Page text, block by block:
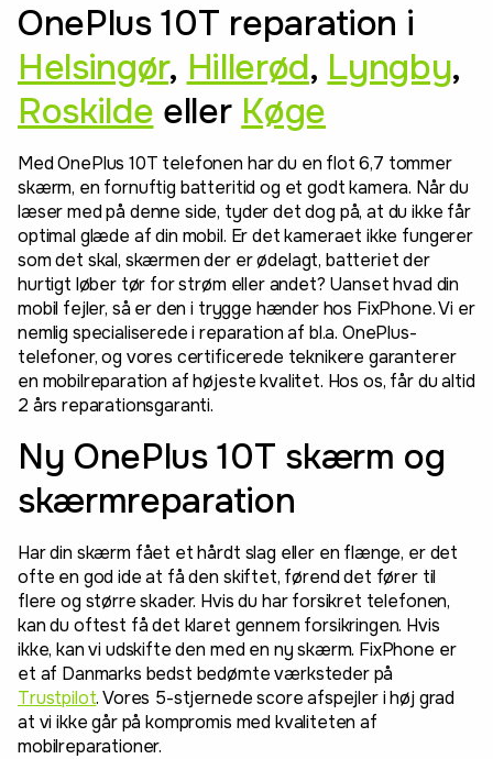
OnePlus 10T reparation i
Helsingør, Hillerød, Lyngby,
Roskilde eller Køge
Med OnePlus 10T telefonen har du en flot 6,7 tommer
skærm, en fornuftig batteritid og et godt kamera. Når du
læser med på denne side, tyder det dog på, at du ikke får
optimal glæde af din mobil. Er det kameraet ikke fungerer
som det skal, skærmen der er ødelagt, batteriet der
hurtigt løber tør for strøm eller andet? Uanset hvad din
mobil fejler, så er den i trygge hænder hos FixPhone. Vi er
nemlig specialiserede i reparation af bl.a. OnePlus-
telefoner, og vores certificerede teknikere garanterer
en mobilreparation af højeste kvalitet. Hos os, får du altid
2 års reparationsgaranti.
Ny OnePlus 10T skærm og
skærmreparation
Har din skærm fået et hårdt slag eller en flænge, er det
ofte en god ide at få den skiftet, førend det fører til
flere og større skader. Hvis du har forsikret telefonen,
kan du oftest få det klaret gennem forsikringen. Hvis
ikke, kan vi udskifte den med en ny skærm. FixPhone er
et af Danmarks bedst bedømte værksteder på
Trustpilot. Vores 5-stjernede score afspejler i høj grad
at vi ikke går på kompromis med kvaliteten af
mobilreparationer.